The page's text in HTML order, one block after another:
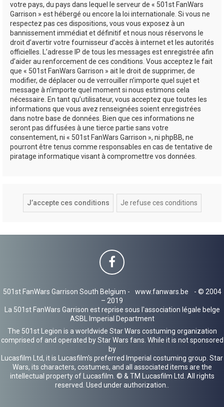
votre pays, du pays dans lequel le serveur de « 501st FanWars
Garrison » est hébergé ou encore la loi internationale. Si vous ne
respectez pas ces dispositions, vous vous exposez à un
bannissement immédiat et définitif et nous nous réservons le
droit d’avertir votre fournisseur d’accès à internet et les autorités
officielles. L’adresse IP de tous les messages est enregistrée afin
d’aider au renforcement de ces conditions. Vous acceptez le fait
que « 501st FanWars Garrison » ait le droit de supprimer, de
modifier, de déplacer ou de verrouiller n’importe quel sujet et
message à n’importe quel moment si nous estimons cela
nécessaire. En tant qu’utilisateur, vous acceptez que toutes les
informations que vous avez renseignées soient enregistrées
dans notre base de données. Bien que ces informations ne
seront pas diffusées à une tierce partie sans votre
consentement, ni « 501st FanWars Garrison », ni phpBB, ne
pourront être tenus comme responsables en cas de tentative de
piratage informatique visant à compromettre vos données.
501st FanWars Garrison South Belgium - www.fanwars.be
- © 2004
– 2019
La 501st FanWars Garrison est reprise sous l'association légale belge
ASBL Imperial Department
The 501st Legion is a worldwide Star Wars costuming organization
comprised of and operated by Star Wars fans. While it is not sponsored
by
Lucasfilm Ltd, it is Lucasfilm's preferred Imperial costuming group. Star
Wars, its characters, costumes, and all associated items are the
intellectual property of Lucasfilm. © & TM Lucasfilm Ltd. All rights
reserved. Used under authorization..